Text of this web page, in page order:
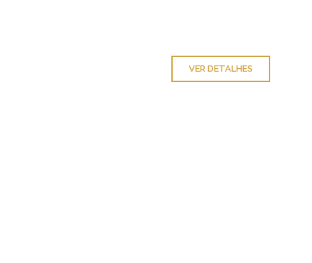
VER DETALHES